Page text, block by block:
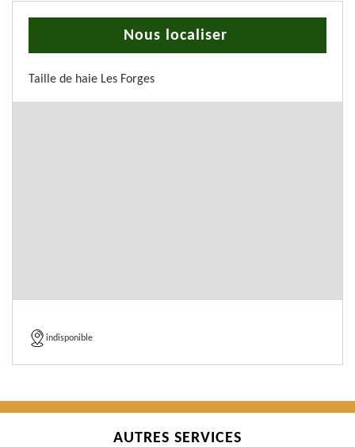
Nous localiser
Taille de haie Les Forges
indisponible
AUTRES SERVICES